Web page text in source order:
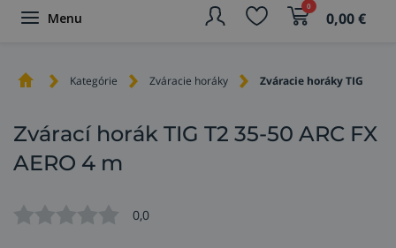
Menu
0
0,00€
Kategórie Zváracie horáky Zváracie horáky TIG
Zvárací horák TIG T2 35-50 ARC FX
AERO 4 m
0,0